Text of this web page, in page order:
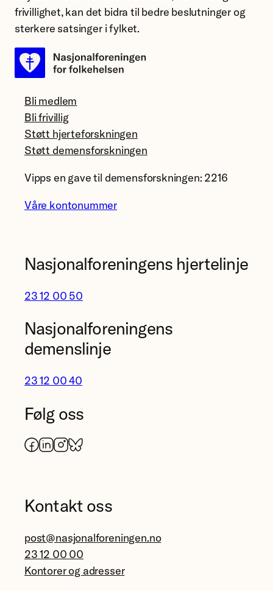
frivillighet, kan det bidra til bedre beslutninger og
sterkere satsinger i fylket.
Bli medlem
Bli frivillig
Støtt hjerteforskningen
Støtt demensforskningen
Vipps en gave til demensforskningen: 2216
Våre kontonummer
Nasjonalforeningens hjertelinje
23 12 00 50
Nasjonalforeningens
demenslinje
23 12 00 40
Følg oss
Facebook
LinkedIn
Instagram
Bluesky
Kontakt oss
post@nasjonalforeningen.no
23 12 00 00
Kontorer og adresser